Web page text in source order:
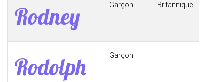
Rodney Garçon Britannique
Rodolph Garçon